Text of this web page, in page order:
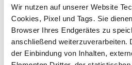
Wir nutzen auf unserer Website
Cookies, Pixel und Tags. Sie
Browser Ihres Endgerätes zu
anschließend weiterzuverarbeiten.
der Einbindung von Inhalten,